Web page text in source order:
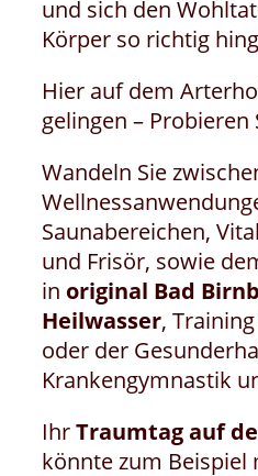
und sich den
Körper so richtig
Hier auf dem
gelingen – Probieren
Wandeln Sie
Saunabereichen,
und Frisör, sowie
in original Bad
Heilwasser,
oder der
Krankengymnastik
IhrTraumtag auf
könnte zum Beispiel